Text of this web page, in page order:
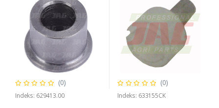
(0)
Indeks: 629413.00
(0)
Indeks: 633155CK